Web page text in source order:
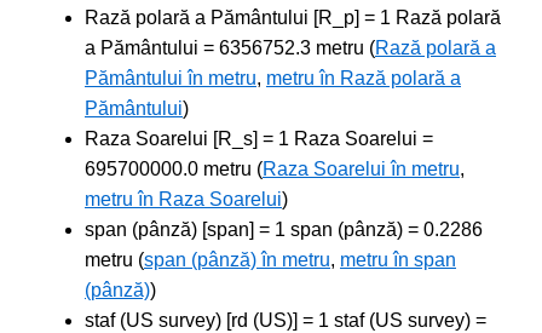
Rază polară a Pământului [R_p] = 1 Rază polară
a Pământului = 6356752.3 metru (Rază polară a
Pământului în metru, metru în Rază polară a
Pământului)
Raza Soarelui [R_s] = 1 Raza Soarelui =
695700000.0 metru (Raza Soarelui în metru,
metru în Raza Soarelui)
span (pânză) [span] = 1 span (pânză) = 0.2286
metru (span (pânză) în metru, metru în span
(pânză))
staf (US survey) [rd (US)] = 1 staf (US survey) =